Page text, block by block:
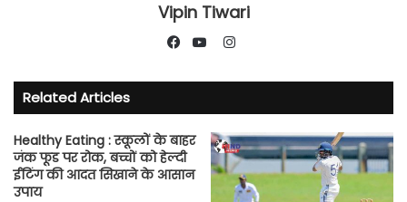
Vipin Tiwari
Instagram
Related Articles
Healthy Eating : स्कूलों के बाहर
जंक फूड पर रोक, बच्चों को हेल्दी
ईटिंग की आदत सिखाने के आसान
उपाय